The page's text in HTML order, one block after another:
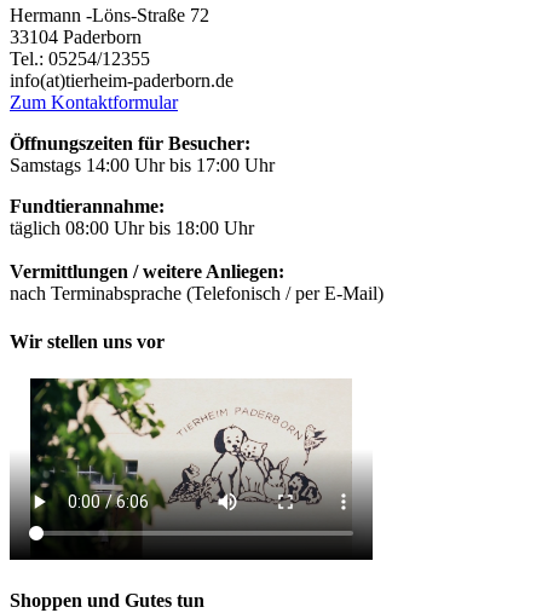
Hermann -Löns-Straße 72
33104 Paderborn
Tel.: 05254/12355
info(at)tierheim-paderborn.de
Zum Kontaktformular
Öffnungszeiten für Besucher:
Samstags 14:00 Uhr bis 17:00 Uhr
Fundtierannahme:
täglich 08:00 Uhr bis 18:00 Uhr
Vermittlungen / weitere Anliegen:
nach Terminabsprache (Telefonisch / per E-Mail)
Wir stellen uns vor
Shoppen und Gutes tun